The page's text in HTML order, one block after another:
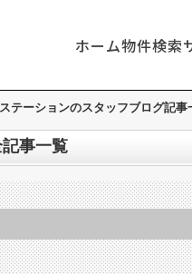
ホーム物件検索
テーションのスタッフブログ記
事一覧